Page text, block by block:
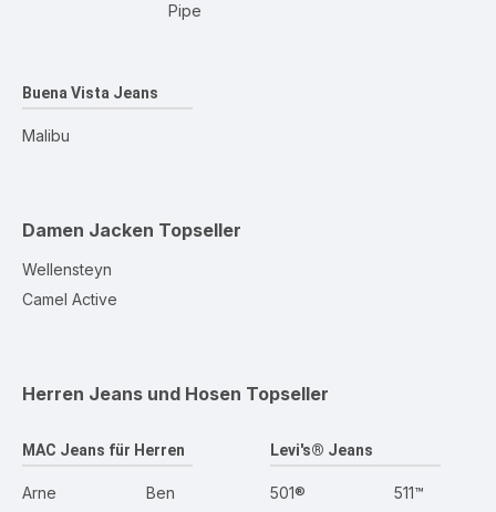
Pipe
Buena Vista Jeans
Malibu
Damen Jacken Topseller
Wellensteyn
Camel Active
Herren Jeans und Hosen Topseller
MAC Jeans für Herren
Arne
Ben
Levi's® Jeans
501® 511™